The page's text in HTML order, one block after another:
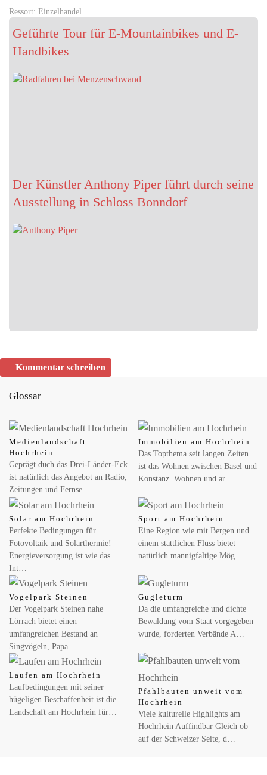
Ressort: Einzelhandel
Geführte Tour für E-Mountainbikes und E-
Handbikes
Der Künstler Anthony Piper führt durch seine
Ausstellung in Schloss Bonndorf
Kommentar schreiben
Glossar
Medienlandschaft
Hochrhein
Geprägt duch das Drei-Länder-Eck
ist natürlich das Angebot an Radio,
Zeitungen und Fernse…
Immobilien am Hochrhein
Das Topthema seit langen Zeiten
ist das Wohnen zwischen Basel und
Konstanz. Wohnen und ar…
Solar am Hochrhein
Perfekte Bedingungen für
Fotovoltaik und Solarthermie!
Energieversorgung ist wie das
Int…
Sport am Hochrhein
Eine Region wie mit Bergen und
einem stattlichen Fluss bietet
natürlich mannigfaltige Mög…
Vogelpark Steinen
Der Vogelpark Steinen nahe
Lörrach bietet einen
umfangreichen Bestand an
Singvögeln, Papa…
Gugleturm
Da die umfangreiche und dichte
Bewaldung vom Staat vorgegeben
wurde, forderten Verbände A…
Laufen am Hochrhein
Laufbedingungen mit seiner
hügeligen Beschaffenheit ist die
Landschaft am Hochrhein für…
Pfahlbauten unweit vom
Hochrhein
Viele kulturelle Highlights am
Hochrhein Auffindbar Gleich ob
auf der Schweizer Seite, d…